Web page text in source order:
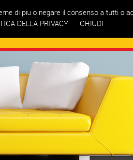
di piu o negare il consenso a tutti o
DELLA PRIVACY CHIUDI